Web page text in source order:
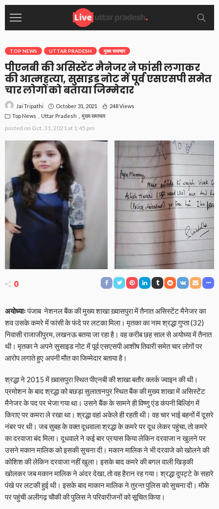
TOP NEWS UTTAR PRADESH मुख्य समाचार
पीएनबी की असिस्टेंट मैनेजर ने फांसी लगाकर
की आत्महत्या, सुसाइड नोट में पूर्व एसएसपी समेत
चार लोगों को बताया जिम्मेदार
Jai Tripathi October 31, 2021
248 Views
Top News
Uttar Pradesh मुख्य समाचार
posted on Oct. 31, 2021 at 1:45 pm
0
अयोध्याःपंजाब नेशनल बैंक की मुख्य शाखा ख़्वासपुरा में तैनात असिस्टेंट मैनेजर का
शव उसके कमरे में फांसी के फंदे पर लटका मिला। मृतका का नाम श्रद्धा गुप्ता (32)
निवासी राजाजीपुरम, लखनऊ बतया जा रहा है। वह करीब छह साल से अयोध्या में तैनात
थी। मृतका ने अपने सुसाइड नोट में पूर्व एसएसपी आशीष तिवारी समेत चार लोगों पर
आरोप लगाते हुए अपनी मौत का जिम्मेदार बताया है।
श्रद्धा ने 2015 में ख़्वासपुरा स्थित पीएनबी की शाखा बतौर क्लर्क ज्वाइन की थी।
प्रमोशन के बाद श्रद्धा को बछड़ा सुलातानपुर स्थित बैंक की मुख्य शाखा में असिस्टेंट
मैनेजर के पद पर भेजा गया था। उसने बैंक के सामने ही विष्णु एंड कंपनी बिल्डिंग में
किराए पर कमरा ले रखा था। श्रद्धा वहां अकेले ही रहती थी। वह चार भाई बहनों में दूसरे
नंबर पर थी। जब सुबह के वक्त दूधवाला श्रद्धा के कमरे पर दूध लेकर पहुंचा, तो कमरे
का दरवाजा बंद मिला। दूधवाले ने कई बार प्रयास किया लेकिन दरवाजा न खुलने पर
उसने मकान मालिक को इसकी सुचना दी। मकान मालिक ने भी दरवाजे को खोलने की
कोशिश की लेकिन दरवाजा नहीं खुला। इसके बाद कमरे की बगल वाली खिड़की
खोलकर जब मकान मालिक ने अंदर देखा, तो वह हैरान रह गया। श्रद्धा दुपट्टे के सहारे
पंखे पर लटकी हुई थी। इसके बाद माकान मालिक ने तुरन्त पुलिस को सुचना दी। मौके
पर पहुंची अलीगढ़ चौकी की पुलिस ने परिवारीजनों को सूचित किया।